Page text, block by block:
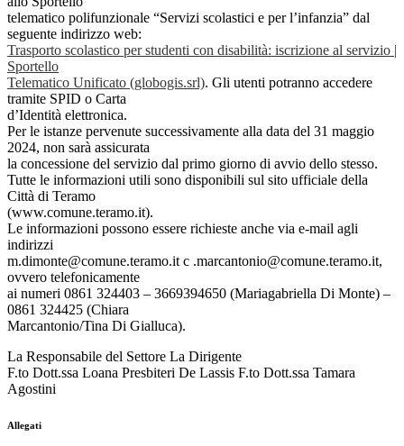
telematico polifunzionale “Servizi scolastici e per l’infanzia” dal
seguente indirizzo web:
Trasporto scolastico per studenti con disabilità: iscrizione al servizio |
Sportello
Telematico Unificato (globogis.srl). Gli utenti potranno accedere
tramite SPID o Carta
d’Identità elettronica.
Per le istanze pervenute successivamente alla data del 31 maggio
2024, non sarà assicurata
la concessione del servizio dal primo giorno di avvio dello stesso.
Tutte le informazioni utili sono disponibili sul sito ufficiale della
Città di Teramo
(www.comune.teramo.it).
Le informazioni possono essere richieste anche via e-mail agli
indirizzi
m.dimonte@comune.teramo.it c .marcantonio@comune.teramo.it,
ovvero telefonicamente
ai numeri 0861 324403 – 3669394650 (Mariagabriella Di Monte) –
0861 324425 (Chiara
Marcantonio/Tina Di Gialluca).
La Responsabile del Settore La Dirigente
F.to Dott.ssa Loana Presbiteri De Lassis F.to Dott.ssa Tamara
Agostini
Allegati